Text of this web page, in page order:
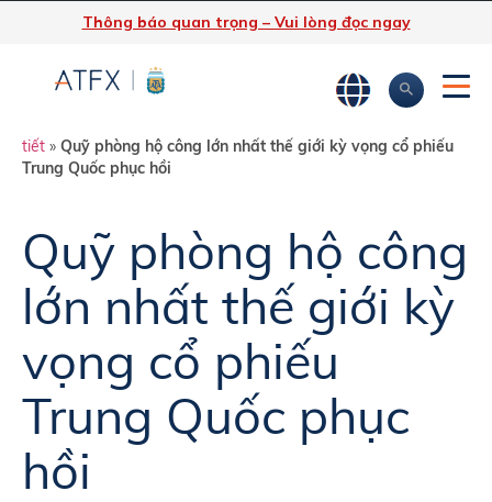
Thông báo quan trọng – Vui lòng đọc ngay
tiết » Quỹ phòng hộ công lớn nhất thế giới kỳ vọng cổ phiếu
Trung Quốc phục hồi
Quỹ phòng hộ công
lớn nhất thế giới kỳ
vọng cổ phiếu
Trung Quốc phục
hồi